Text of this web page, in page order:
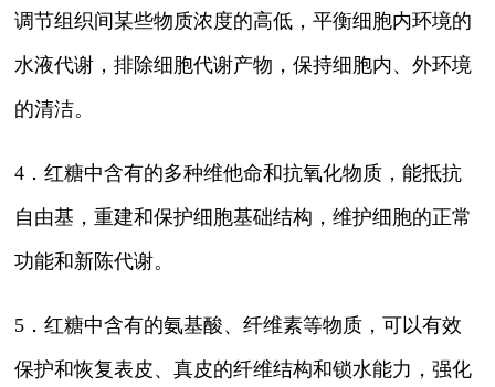
调节组织间某些物质浓度的高低，平衡细胞内环境的
水液代谢，排除细胞代谢产物，保持细胞内、外环境
的清洁。
4．红糖中含有的多种维他命和抗氧化物质，能抵抗
自由基，重建和保护细胞基础结构，维护细胞的正常
功能和新陈代谢。
5．红糖中含有的氨基酸、纤维素等物质，可以有效
保护和恢复表皮、真皮的纤维结构和锁水能力，强化